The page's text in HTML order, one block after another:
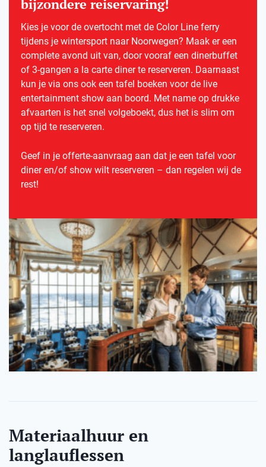
bijzondere reiservaring!
Kies je voor de overtocht met de Color Line ferry
tijdens je wintersport naar Noorwegen? Maak er een
complete avond uit van, door vooraf een dinerbuffet
of 3-gangen a la carte diner te reserveren. Daarnaast
kun je via ons ook een tafel boeken voor de live
entertainment show aan boord. Met name op drukke
afvaarten is het snel volgeboekt, dus het is slim om
op tijd te reserveren.
Geef in je offerte-aanvraag aan dat je een tafel voor
diner en/of show wilt reserveren – dan regelen wij de
rest!
Materiaalhuur en
langlauflessen